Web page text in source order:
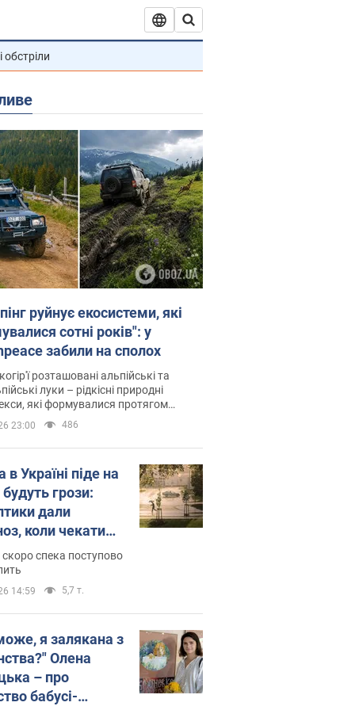
обстріли
руйнує екосистеми, які
сотні років": у
забили на сполох
розташовані альпійські та
луки – рідкісні природні
які формувалися протягом
23:00 486
в Україні піде на
грози:
дали
коли чекати
погоди
скоро спека поступово
14:59 5,7 т.
я залякана з
Олена
– про
бабусі-